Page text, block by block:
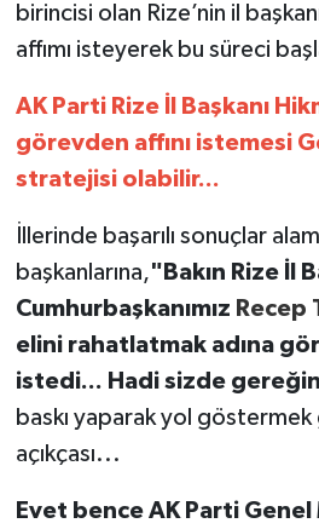
birincisi olan Rize’nin il
affımı isteyerek bu süreci
AK PartiRize İl Başkanı
görevden affını istemesi
stratejisi olabilir...
İllerinde başarılı sonuçlar
başkanlarına,"Bakın Rize İl
Cumhurbaşkanımız Recep
elini rahatlatmak adına
istedi... Hadi sizde
baskı yaparak yol
açıkçası...
Evet bence AK Parti